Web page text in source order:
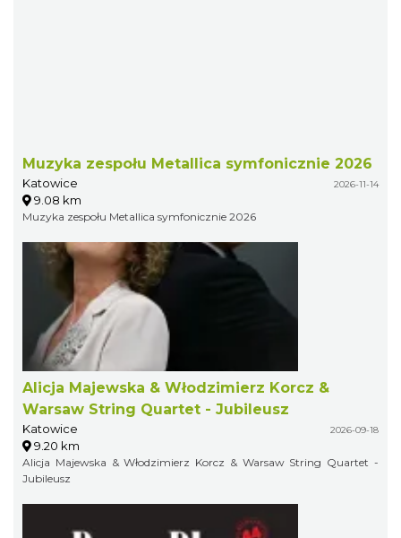
Muzyka zespołu Metallica symfonicznie 2026
Katowice 2026-11-14
9.08 km
Muzyka zespołu Metallica symfonicznie 2026
Alicja Majewska & Włodzimierz Korcz &
Warsaw String Quartet - Jubileusz
Katowice 2026-09-18
9.20 km
Alicja Majewska & Włodzimierz Korcz & Warsaw String Quartet -
Jubileusz